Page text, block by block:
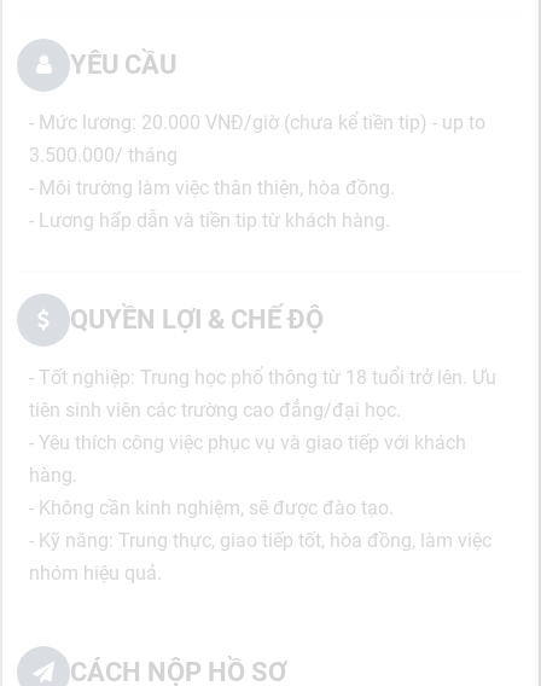
YÊU CẦU
- Mức lương: 20.000 VNĐ/giờ (chưa kể tiền tip) - up to
3.500.000/ tháng
- Môi trường làm việc thân thiện, hòa đồng.
- Lương hấp dẫn và tiền tip từ khách hàng.
QUYỀN LỢI & CHẾ ĐỘ
- Tốt nghiệp: Trung học phổ thông từ 18 tuổi trở lên. Ưu
tiên sinh viên các trường cao đẳng/đại học.
- Yêu thích công việc phục vụ và giao tiếp với khách
hàng.
- Không cần kinh nghiệm, sẽ được đào tạo.
- Kỹ năng: Trung thực, giao tiếp tốt, hòa đồng, làm việc
nhóm hiệu quả.
CÁCH NỘP HỒ SƠ